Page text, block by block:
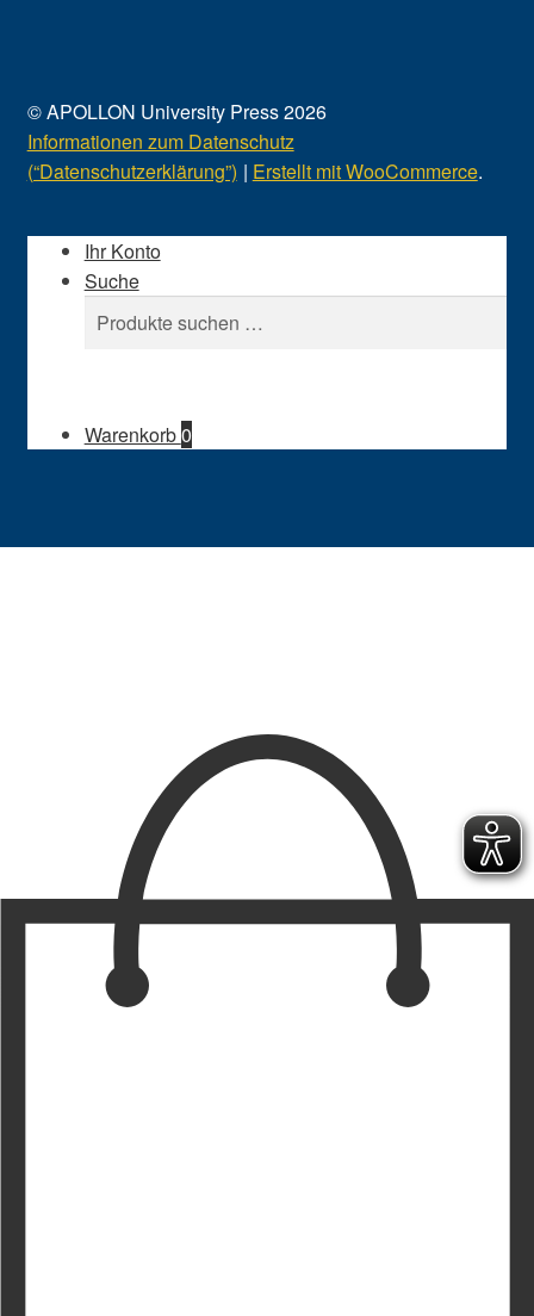
© APOLLON University Press 2026
Informationen zum Datenschutz
(“Datenschutzerklärung”)
Erstellt mit WooCommerce.
Ihr Konto
Suche
Suchen
nach:
Suchen
Warenkorb0